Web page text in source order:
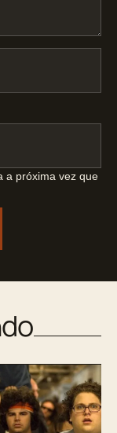
a próxima vez que